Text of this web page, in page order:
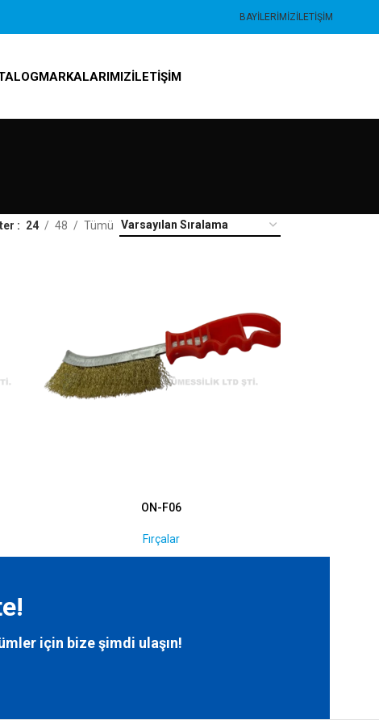
BAYILERIMIZİLETIŞIM
MARKALARIMIZİLETIŞIM
24 48 Tümü
ON-F06
Fırçalar
için bizeşimdi ulaşın!